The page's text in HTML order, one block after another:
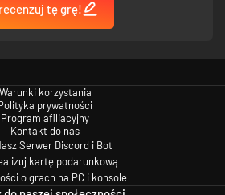
tę grę!
Warunki korzystania
prywatności
Program afiliacyjny
Kontakt do nas
Serwer Discord i Bot
kartę podarunkową
o grach na PC i konsole